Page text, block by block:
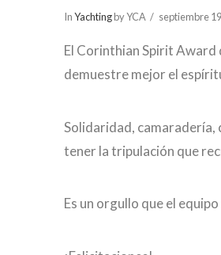
InYachtingby YCA septiembre
El Corinthian Spirit Award
demuestre mejor el
Solidaridad, camaradería,
tener la tripulación que
Es un orgullo que el